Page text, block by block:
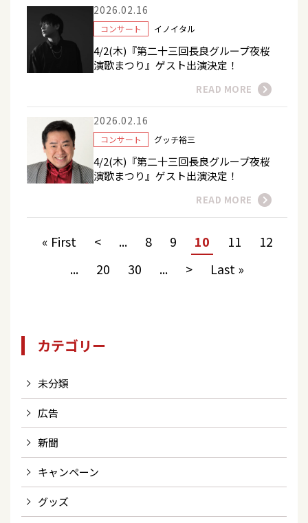
2026.02.16
コンサート イノイタル
4/2(木)『第二十三回長良グループ夜桜
演歌まつり』ゲスト出演決定！
READ MORE
2026.02.16
コンサート グッチ裕三
4/2(木)『第二十三回長良グループ夜桜
演歌まつり』ゲスト出演決定！
READ MORE
« First < ... 8 9 10 11
12
...
20 30 ... > Last »
カテゴリー
未分類
広告
新聞
キャンペーン
グッズ